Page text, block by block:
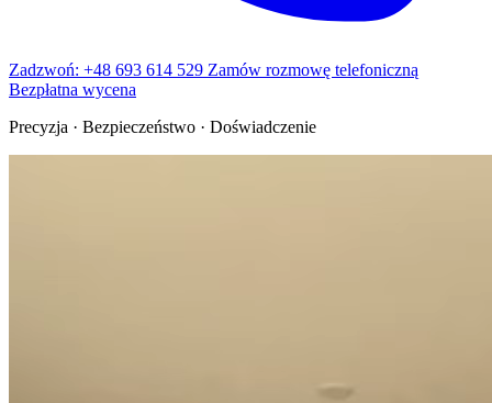
Zadzwoń: +48 693 614 529 Zamów rozmowę telefoniczną
Bezpłatna wycena
Precyzja · Bezpieczeństwo · Doświadczenie